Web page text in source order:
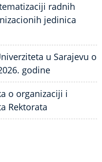
radnih
jedinica
u Sarajevu o
godine
o organizaciji i
Rektorata